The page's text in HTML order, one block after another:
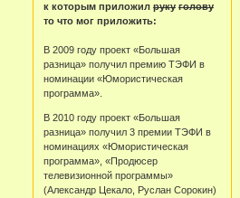
к которым приложил руку голову
то что мог приложить:
В 2009 году проект «Большая
разница» получил премию ТЭФИ в
номинации «Юмористическая
программа».
В 2010 году проект «Большая
разница» получил 3 премии ТЭФИ в
номинациях «Юмористическая
программа», «Продюсер
телевизионной программы»
(Александр Цекало, Руслан Сорокин)